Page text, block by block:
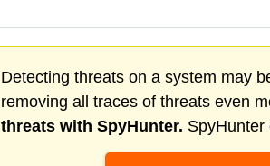
Detecting threats on a system may
removing all traces of threats even
threats with SpyHunter. SpyHunter